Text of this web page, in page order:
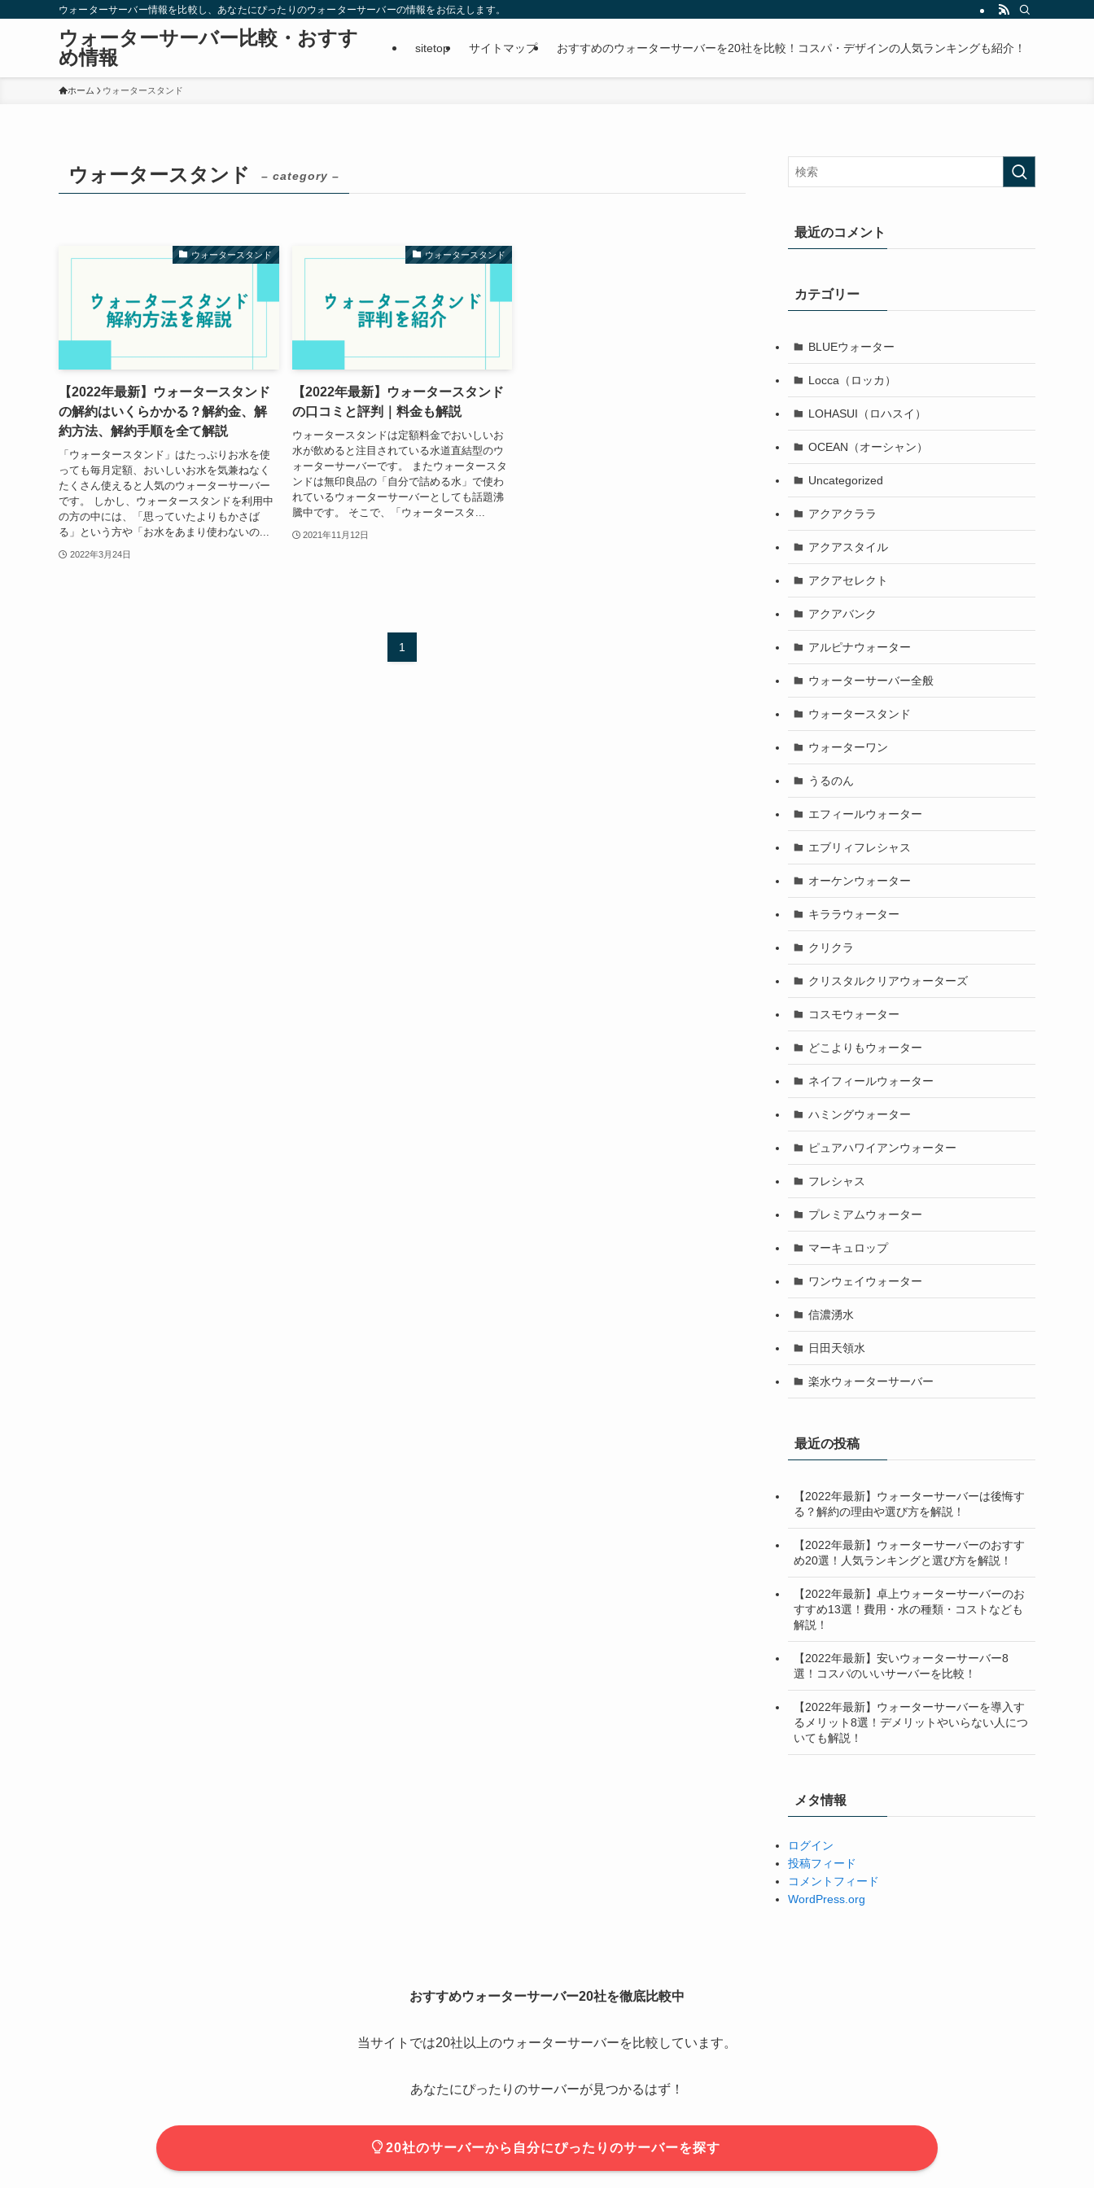
ウォーターサーバー情報を比較し、あなたにぴったりのウォーターサーバーの情報をお伝えします。
ウォーターサーバー比較・おすす
め情報
sitetop サイトマップ おすすめのウォーターサーバーを20社を比較！コスパ・デザインの人気ランキングも紹介！
ホーム ウォータースタンド
ウォータースタンド – category –
ウォータースタンド
【2022年最新】ウォータースタンド
の解約はいくらかかる？解約金、解
約方法、解約手順を全て解説
「ウォータースタンド」はたっぷりお水を使
っても毎月定額、おいしいお水を気兼ねなく
たくさん使えると人気のウォーターサーバー
です。 しかし、ウォータースタンドを利用中
の方の中には、「思っていたよりもかさば
る」という方や「お水をあまり使わないの...
2022年3月24日
ウォータースタンド
【2022年最新】ウォータースタンド
の口コミと評判｜料金も解説
ウォータースタンドは定額料金でおいしいお
水が飲めると注目されている水道直結型のウ
ォーターサーバーです。 またウォータースタ
ンドは無印良品の「自分で詰める水」で使わ
れているウォーターサーバーとしても話題沸
騰中です。 そこで、「ウォータースタ...
2021年11月12日
1
最近のコメント
カテゴリー
BLUEウォーター
Locca（ロッカ）
LOHASUI（ロハスイ）
OCEAN（オーシャン）
Uncategorized
アクアクララ
アクアスタイル
アクアセレクト
アクアバンク
アルピナウォーター
ウォーターサーバー全般
ウォータースタンド
ウォーターワン
うるのん
エフィールウォーター
エブリィフレシャス
オーケンウォーター
キララウォーター
クリクラ
クリスタルクリアウォーターズ
コスモウォーター
どこよりもウォーター
ネイフィールウォーター
ハミングウォーター
ピュアハワイアンウォーター
フレシャス
プレミアムウォーター
マーキュロップ
ワンウェイウォーター
信濃湧水
日田天領水
楽水ウォーターサーバー
最近の投稿
【2022年最新】ウォーターサーバーは後悔す
る？解約の理由や選び方を解説！
【2022年最新】ウォーターサーバーのおすす
め20選！人気ランキングと選び方を解説！
【2022年最新】卓上ウォーターサーバーのお
すすめ13選！費用・水の種類・コストなども
解説！
【2022年最新】安いウォーターサーバー8
選！コスパのいいサーバーを比較！
【2022年最新】ウォーターサーバーを導入す
るメリット8選！デメリットやいらない人につ
いても解説！
メタ情報
ログイン
投稿フィード
コメントフィード
WordPress.org
おすすめウォーターサーバー20社を徹底比較中
当サイトでは20社以上のウォーターサーバーを比較しています。
あなたにぴったりのサーバーが見つかるはず！
20社のサーバーから自分にぴったりのサーバーを探す